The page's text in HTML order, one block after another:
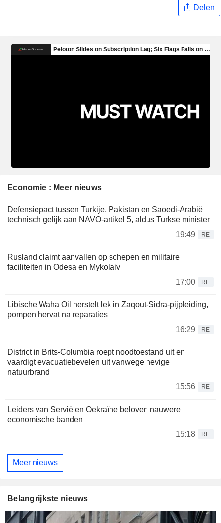
Delen
Economie : Meer nieuws
Defensiepact tussen Turkije, Pakistan en Saoedi-Arabië
technisch gelijk aan NAVO-artikel 5, aldus Turkse minister
19:49
RE
Rusland claimt aanvallen op schepen en militaire
faciliteiten in Odesa en Mykolaiv
17:00
RE
Libische Waha Oil herstelt lek in Zaqout-Sidra-pijpleiding,
pompen hervat na reparaties
16:29
RE
District in Brits-Columbia roept noodtoestand uit en
vaardigt evacuatiebevelen uit vanwege hevige
natuurbrand
15:56
RE
Leiders van Servië en Oekraïne beloven nauwere
economische banden
15:18
RE
Meer nieuws
Belangrijkste nieuws